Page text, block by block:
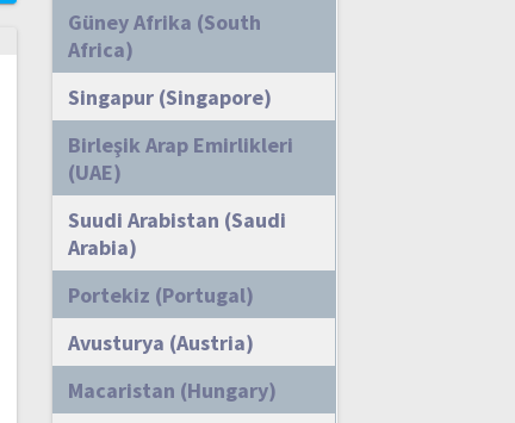
Güney Afrika (South
Africa)
Singapur (Singapore)
Birleşik Arap Emirlikleri
(UAE)
Suudi Arabistan (Saudi
Arabia)
Portekiz (Portugal)
Avusturya (Austria)
Macaristan (Hungary)